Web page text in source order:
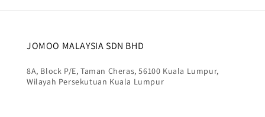
JOMOO MALAYSIA SDN BHD
8A, Block P/E, Taman Cheras, 56100 Kuala Lumpur,
Wilayah Persekutuan Kuala Lumpur